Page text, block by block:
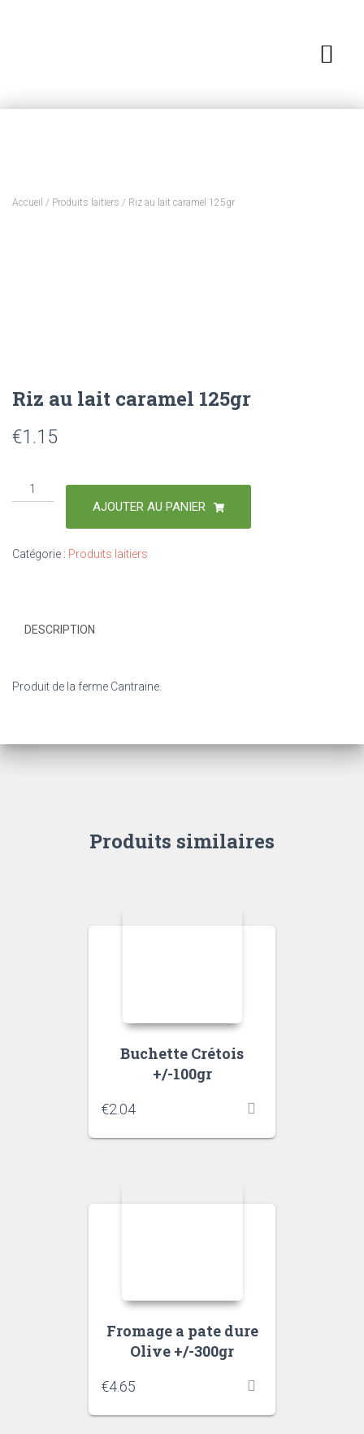
Accueil / Produits laitiers / Riz au lait caramel 125gr
Riz au lait caramel 125gr
€1.15
AJOUTER AU PANIER
Catégorie : Produits laitiers
DESCRIPTION
Produit de la ferme Cantraine.
Produits similaires
Buchette Crétois
+/-100gr
€2.04
Fromage a pate dure
Olive +/-300gr
€4.65